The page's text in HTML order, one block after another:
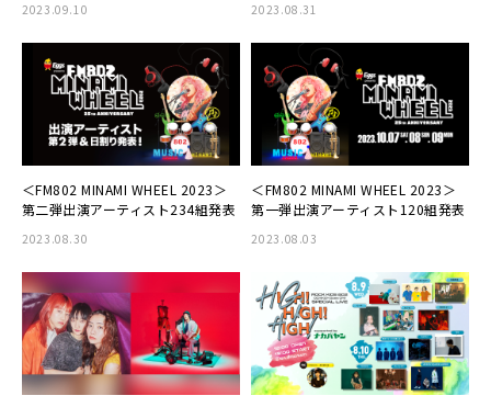
2023.09.10 2023.08.31
＜FM802 MINAMI WHEEL 2023＞
第二弾出演アーティスト234組発表
2023.08.30
＜FM802 MINAMI WHEEL 2023＞
第一弾出演アーティスト120組発表
2023.08.03